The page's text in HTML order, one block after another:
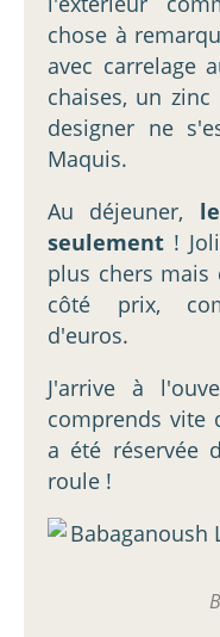
chose à
avec carrelage
chaises, un
designer ne
Maquis.
Au déjeuner,
seulement !
plus chers mais
côté prix,
d'euros.
J'arrive à
comprends vite
a été réservée
roule !